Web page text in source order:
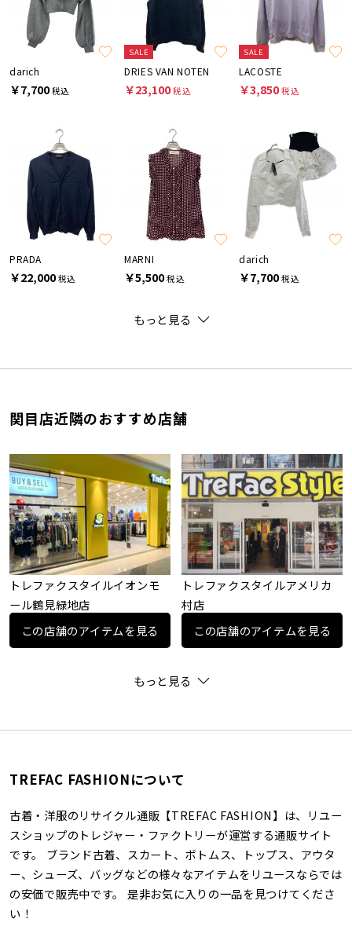
darich
￥7,700税込
SALE
DRIES VAN NOTEN
￥23,100税込
SALE
LACOSTE
￥3,850税込
PRADA
￥22,000税込
MARNI
￥5,500税込
darich
￥7,700税込
もっと見る
関目店近隣のおすすめ店舗
トレファクスタイルイオンモ
ール鶴見緑地店
この店舗のアイテムを見る
トレファクスタイルアメリカ
村店
この店舗のアイテムを見る
もっと見る
TREFAC FASHIONについて
古着・洋服のリサイクル通販【TREFAC FASHION】は、リユー
スショップのトレジャー・ファクトリーが運営する通販サイト
です。 ブランド古着、スカート、ボトムス、トップス、アウタ
ー、シューズ、バッグなどの様々なアイテムをリユースならでは
の安価で販売中です。 是非お気に入りの一品を見つけてくださ
い！